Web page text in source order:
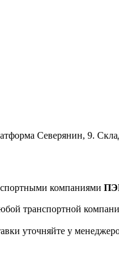
Северянин, 9.
компаниями
транспортной
уточняйте у